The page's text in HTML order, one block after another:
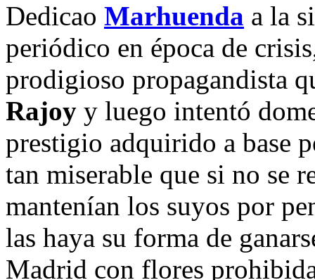
Dedicao Marhuenda a la
periódico en época de
prodigioso propagandista
Rajoy y luego intentó
prestigio adquirido a base
tan miserable que si no se
mantenían los suyos por
las haya su forma de
Madrid con flores